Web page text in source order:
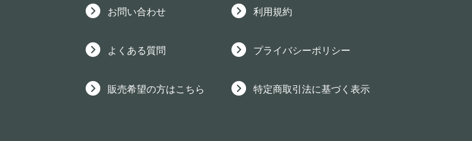
お問い合わせ
よくある質問
販売希望の方はこちら
利用規約
プライバシーポリシー
特定商取引法に基づく表示